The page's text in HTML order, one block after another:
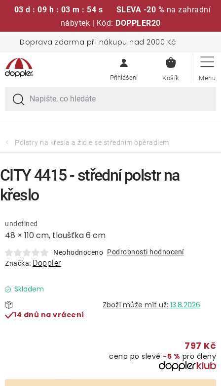
03 d : 09 h : 03 m : 54 s SLEVA -20 % na zahradní
nábytek | Kód: DOPPLER20
obsah
Doprava zdarma při nákupu nad 2000 Kč
KOŠÍK
Sedací soupravy
Slunečníky
Křesla a židle
Lavice a houpačky
Lehátka
Doplňky
Deštníky
Gastro produkty
Polstry na křesla a židle se středním opěradlem
48 × 110 cm, tloušťka 6 cm
undefined
Neohodnoceno Podrobnosti hodnocení
Značka: Doppler
Skladem
13.8.2026
14 dnů na vrácení
797 Kč
cena po slevě −5 % pro členy
CITY 4415 - střední polstr na
křeslo